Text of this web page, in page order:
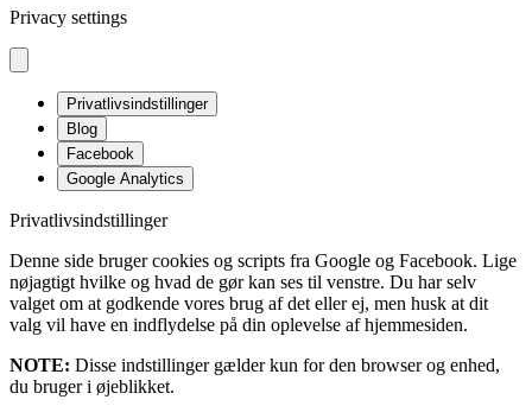
Privacy settings
Privatlivsindstillinger
Blog
Facebook
Google Analytics
Privatlivsindstillinger
Denne side bruger cookies og scripts fra Google og Facebook. Lige
nøjagtigt hvilke og hvad de gør kan ses til venstre. Du har selv
valget om at godkende vores brug af det eller ej, men husk at dit
valg vil have en indflydelse på din oplevelse af hjemmesiden.
NOTE: Disse indstillinger gælder kun for den browser og enhed,
du bruger i øjeblikket.